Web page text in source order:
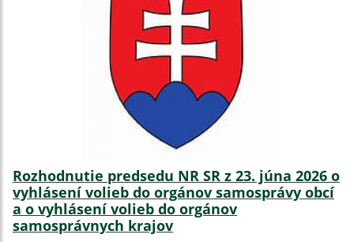
Rozhodnutie predsedu NR SR z 23. júna 2026 o
vyhlásení volieb do orgánov samosprávy obcí
a o vyhlásení volieb do orgánov
samosprávnych krajov